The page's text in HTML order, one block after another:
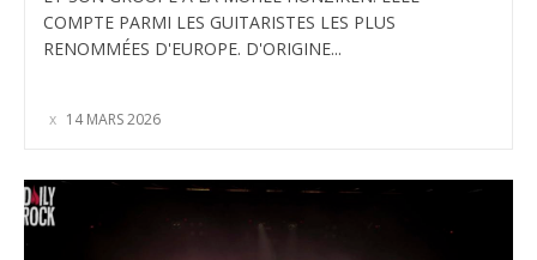
COMPTE PARMI LES GUITARISTES LES PLUS
RENOMMÉES D'EUROPE. D'ORIGINE...
14 MARS 2026